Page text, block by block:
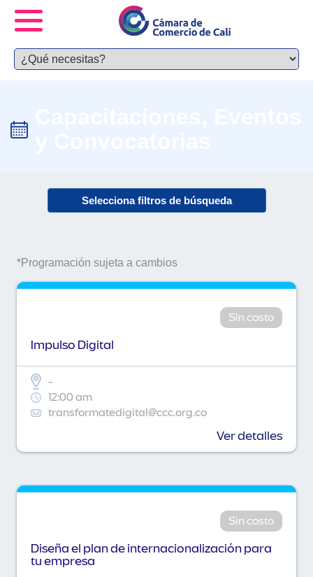
Selecciona filtros de búsqueda
*Programación sujeta a cambios
Sin costo
Impulso Digital
-
12:00 am
transformatedigital@ccc.org.co
Ver detalles
Sin costo
Diseña el plan de internacionalización para
tu empresa